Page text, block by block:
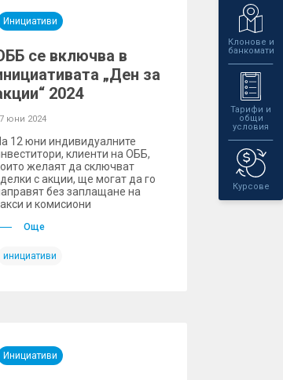
Клонове и
банкомати
Тарифи и
общи
условия
Курсове
Инициативи
се включва в
„Ден за
2024
юни 2024
12 юни индивидуалните
клиенти на ОББ,
желаят да сключват
с акции, ще могат да го
без заплащане на
и комисиони
Още
инициативи
Инициативи